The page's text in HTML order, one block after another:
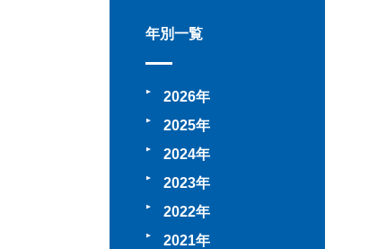
年別一覧
2026
2025
2024
2023
2022
2021